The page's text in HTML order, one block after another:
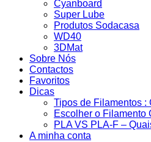
Cyanboard
Super Lube
Produtos Sodacasa
WD40
3DMat
Sobre Nós
Contactos
Favoritos
Dicas
Tipos de Filamentos :
Escolher o Filamento
PLA VS PLA-F –
A minha conta